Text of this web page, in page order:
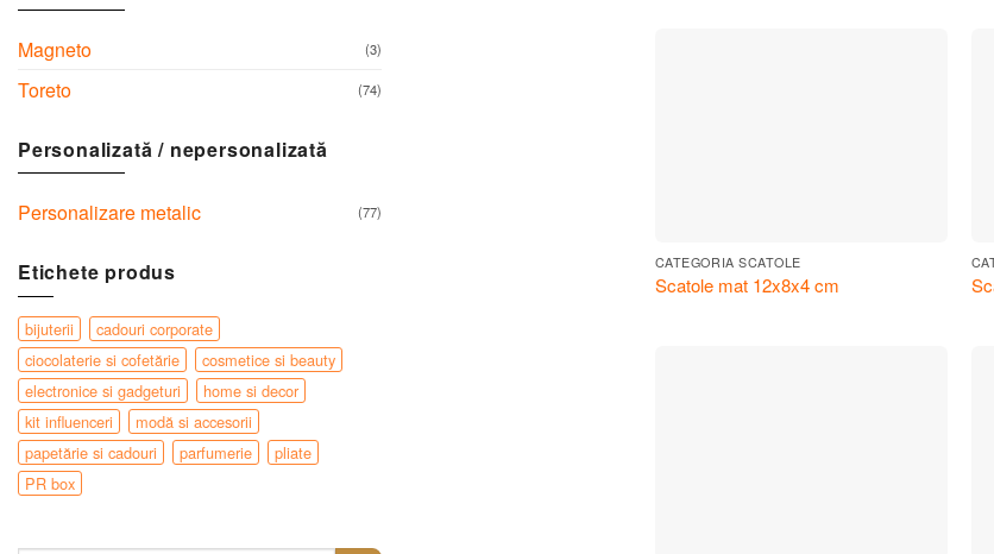
Magneto (3)
Toreto (74)
Personalizată / nepersonalizată
Personalizare metalic (77)
Etichete produs
bijuterii
cadouri corporate
ciocolaterie si cofetărie
cosmetice si beauty
electronice si gadgeturi
home si decor
kit influenceri
modă si accesorii
papetărie si cadouri
parfumerie
pliate
PR box
CATEGORIA SCATOLE
Scatole mat 12x8x4 cm